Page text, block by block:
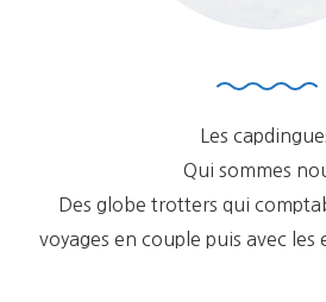
Les
Qui sommes
Des globe trotters qui
voyages en couple puis avec les